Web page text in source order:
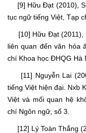
[9] Hữu Đạt (2010),
tục ngữ tiếng Việt, Tạp
[10] Hữu Đạt (2011),
liên quan đến văn hóa
chí Khoa học ĐHQG Hà
[11] Nguyễn Lai
tiếng Việt hiện đại. Nxb
Việt và mối quan hệ
chí Ngôn ngữ, số 3.
[12] Lý Toàn Thắng